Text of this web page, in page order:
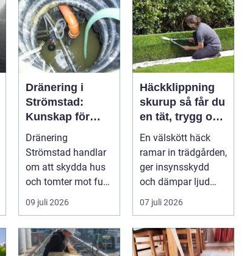
Dränering i
Strömstad:
Kunskap för
tryggare
husgrunder
Dränering
Strömstad handlar
om att skydda hus
och tomter mot fukt,
läckage och l&arin...
09 juli 2026
Häckklippning
skurup så får du
en tät, trygg och
snygg häck året
En välskött häck
ramar in trädgården,
ger insynsskydd
och dämpar ljud
från vägen.
Samtidigt kan
häck...
07 juli 2026